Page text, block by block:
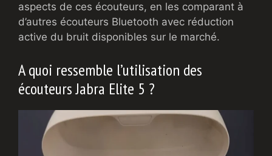
aspects de ces écouteurs, en les comparant à
d’autres écouteurs Bluetooth avec réduction
active du bruit disponibles sur le marché.
A quoi ressemble l’utilisation des
écouteurs Jabra Elite 5 ?